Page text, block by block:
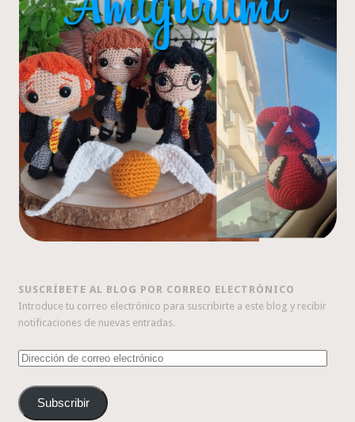
SUSCRÍBETE AL BLOG POR CORREO ELECTRÓNICO
Introduce tu correo electrónico para suscribirte a este blog y recibir
notificaciones de nuevas entradas.
Dirección
correo
electrónico
Subscribir